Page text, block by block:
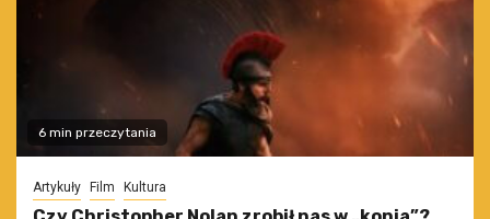
6 min przeczytania
Artykuły Film Kultura